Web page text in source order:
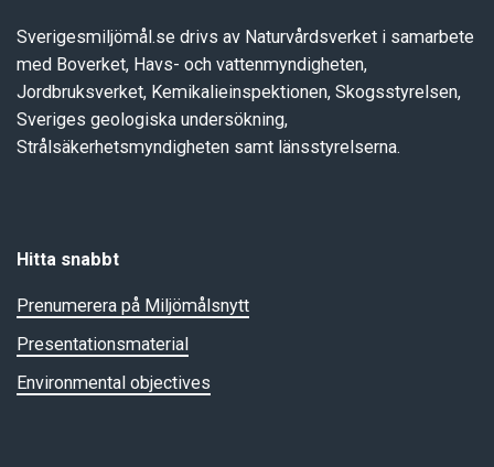
Sverigesmiljömål.se drivs av Naturvårdsverket i samarbete
med Boverket, Havs- och vattenmyndigheten,
Jordbruksverket, Kemikalieinspektionen, Skogsstyrelsen,
Sveriges geologiska undersökning,
Strålsäkerhetsmyndigheten samt länsstyrelserna.
Hitta snabbt
Prenumerera på Miljömålsnytt
Presentationsmaterial
Environmental objectives